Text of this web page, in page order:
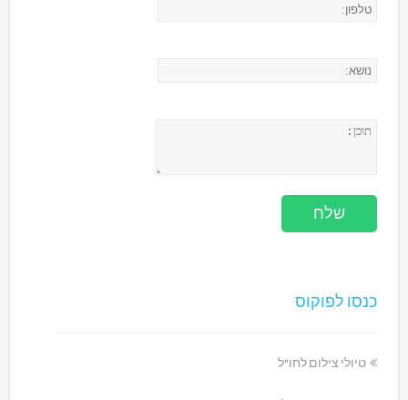
כנסו לפוקוס
טיולי צילום לחו"ל